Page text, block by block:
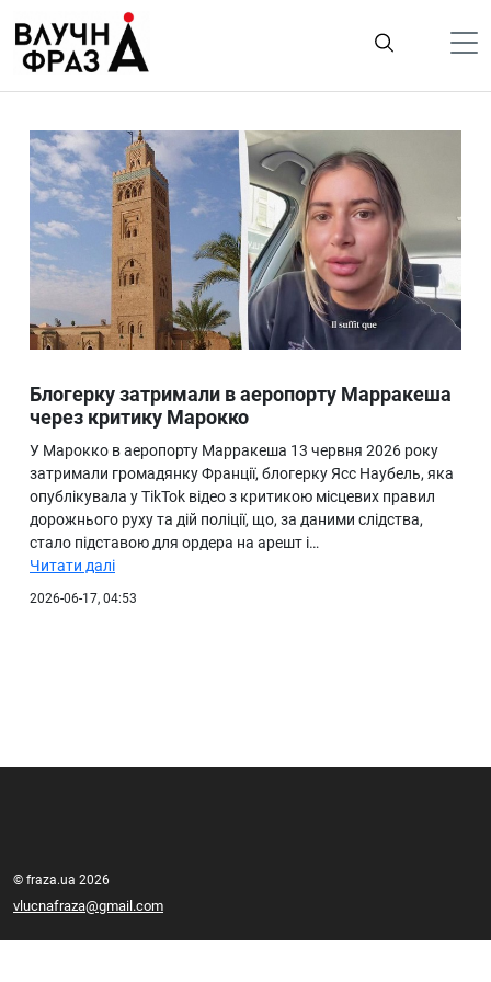
содержимому
Гроші
Життя
Лайфстайл
ТехноНаука
Людина
Ukraine
Про нас
Блогерку затримали в аеропорту Марракеша
через критику Марокко
У Марокко в аеропорту Марракеша 13 червня 2026 року
затримали громадянку Франції, блогерку Ясс Наубель, яка
опублікувала у TikTok відео з критикою місцевих правил
дорожнього руху та дій поліції, що, за даними слідства,
стало підставою для ордера на арешт і…
Читати далі
2026-06-17, 04:53
© fraza.ua 2026
vlucnafraza@gmail.com